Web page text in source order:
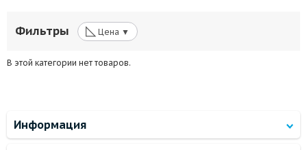
Фильтры ◺ Цена ▼
В этой категории нет товаров.
Информация